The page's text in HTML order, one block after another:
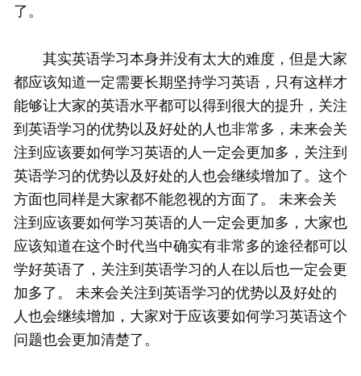
了。
其实英语学习本身并没有太大的难度，但是大家
都应该知道一定需要长期坚持学习英语，只有这样才
能够让大家的英语水平都可以得到很大的提升，关注
到英语学习的优势以及好处的人也非常多，未来会关
注到应该要如何学习英语的人一定会更加多，关注到
英语学习的优势以及好处的人也会继续增加了。这个
方面也同样是大家都不能忽视的方面了。 未来会关
注到应该要如何学习英语的人一定会更加多，大家也
应该知道在这个时代当中确实有非常多的途径都可以
学好英语了，关注到英语学习的人在以后也一定会更
加多了。 未来会关注到英语学习的优势以及好处的
人也会继续增加，大家对于应该要如何学习英语这个
问题也会更加清楚了。